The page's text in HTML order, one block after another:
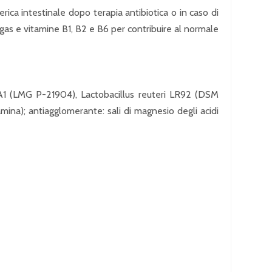
intestinale dopo terapia antibiotica o in caso di
e vitamine B1, B2 e B6 per contribuire al normale
(LMG P-21904), Lactobacillus reuteri LR92 (DSM
antiagglomerante: sali di magnesio degli acidi